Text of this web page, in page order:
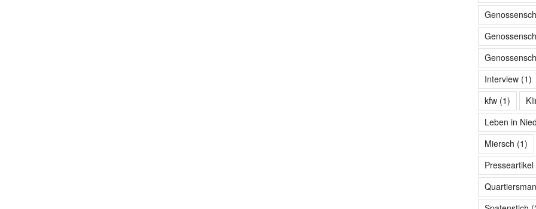
Interview(1)
kfw(1)
Leben in
Miersch (1)
Presseartikel